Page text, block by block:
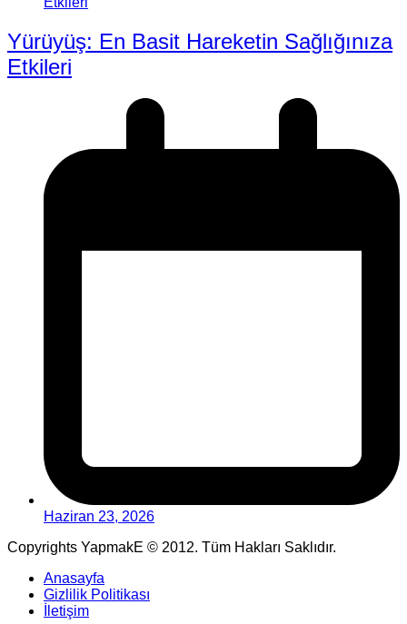
Yürüyüş: En Basit Hareketin Sağlığınıza
Etkileri
Haziran 23, 2026
Copyrights YapmakE © 2012. Tüm Hakları Saklıdır.
Anasayfa
Gizlilik Politikası
İletişim